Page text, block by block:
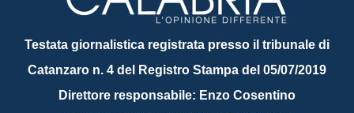
Testata giornalistica registrata presso il tribunale di
Catanzaro n. 4 del Registro Stampa del 05/07/2019
Direttore responsabile: Enzo Cosentino